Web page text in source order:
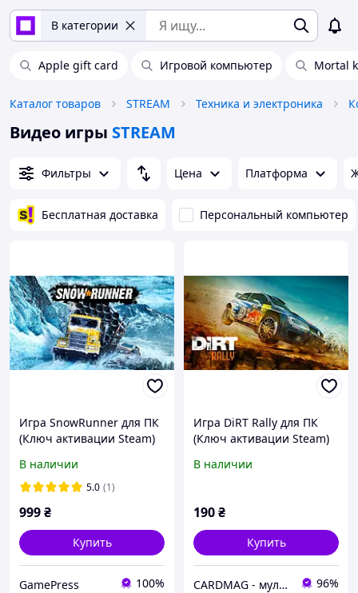
В категории
Apple gift card Игровой компьютер Mortal
Каталог товаров STREAM Техника и электроника
Видео игры STREAM
Фильтры Цена Платформа
Бесплатная доставка Персональный компьютер
Игра SnowRunner для ПК
(Ключ активации Steam)
В наличии
5.0 (1)
999₴
Купить
GamePress 100%
Игра DiRT Rally для ПК
(Ключ активации Steam)
В наличии
190₴
Купить
CARDMAG - мультивалютный платежный сервис 96%